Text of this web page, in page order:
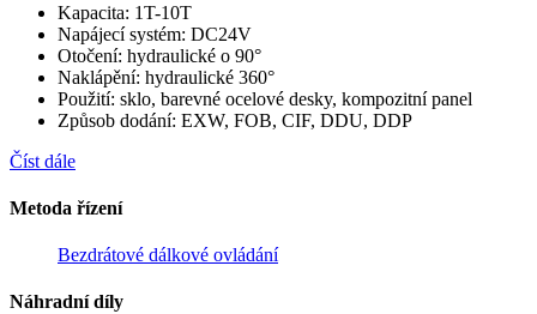
Kapacita: 1T-10T
Napájecí systém: DC24V
Otočení: hydraulické o 90°
Naklápění: hydraulické 360°
Použití: sklo, barevné ocelové desky, kompozitní panel
Způsob dodání: EXW, FOB, CIF, DDU, DDP
Číst dále
Metoda řízení
Bezdrátové dálkové ovládání
Náhradní díly